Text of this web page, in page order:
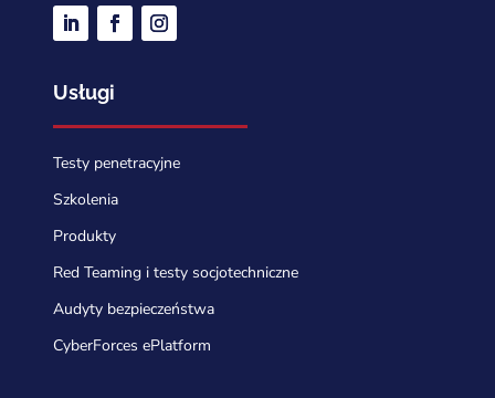
Usługi
Testy penetracyjne
Szkolenia
Produkty
Red Teaming i testy socjotechniczne
Audyty bezpieczeństwa
CyberForces ePlatform